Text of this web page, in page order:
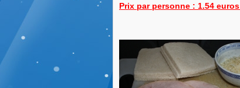
Prix par personne : 1.54 euros